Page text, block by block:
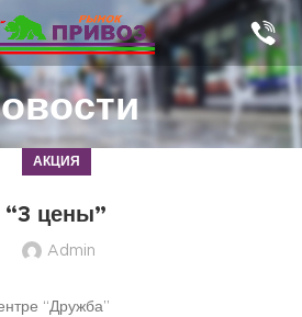
АКЦИЯ
“3 цены”
Admin
“Дружба”